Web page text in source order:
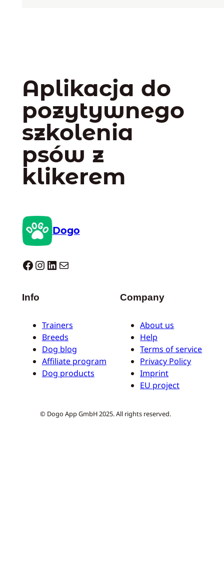
Aplikacja do
pozytywnego
szkolenia
psów z
klikerem
Dogo
Dogo facebook InstagramLinkedIn Mail
Info
Trainers
Breeds
Dog blog
Affiliate program
Dog products
Company
About us
Help
Terms of service
Privacy Policy
Imprint
EU project
© Dogo App GmbH 2025. All rights reserved.